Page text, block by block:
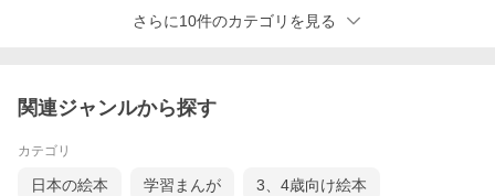
さらに10件のカテゴリを見る
関連ジャンルから探す
カテゴリ
日本の絵本 学習まんが 3、4歳向け絵本